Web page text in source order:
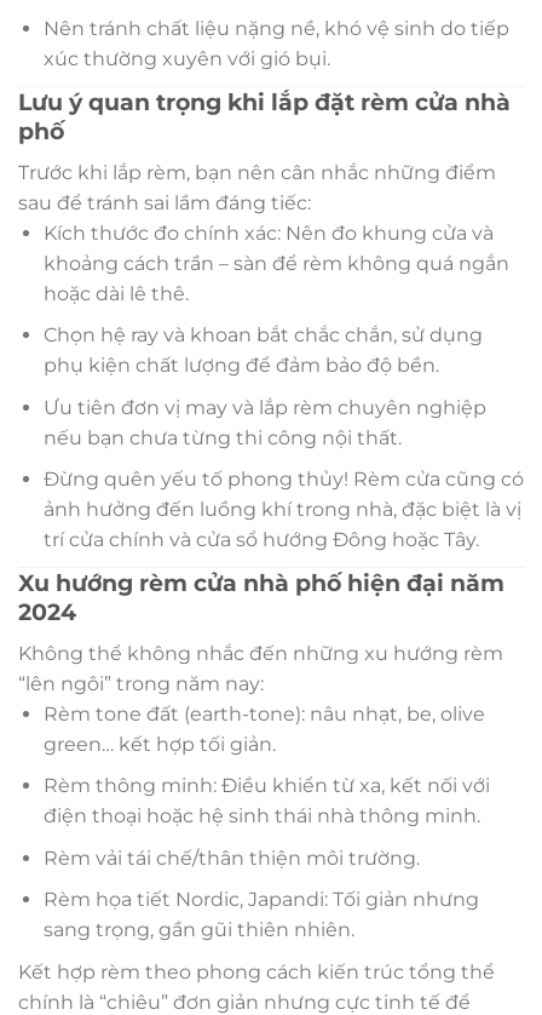
Nên tránh chất liệu nặng nề, khó vệ sinh do tiếp
xúc thường xuyên với gió bụi.
Lưu ý quan trọng khi lắp đặt rèm cửa nhà
phố
Trước khi lắp rèm, bạn nên cân nhắc những điểm
sau để tránh sai lầm đáng tiếc:
Kích thước đo chính xác: Nên đo khung cửa và
khoảng cách trần – sàn để rèm không quá ngắn
hoặc dài lê thê.
Chọn hệ ray và khoan bắt chắc chắn, sử dụng
phụ kiện chất lượng để đảm bảo độ bền.
Ưu tiên đơn vị may và lắp rèm chuyên nghiệp
nếu bạn chưa từng thi công nội thất.
Đừng quên yếu tố phong thủy! Rèm cửa cũng có
ảnh hưởng đến luồng khí trong nhà, đặc biệt là vị
trí cửa chính và cửa sổ hướng Đông hoặc Tây.
Xu hướng rèm cửa nhà phố hiện đại năm
2024
Không thể không nhắc đến những xu hướng rèm
“lên ngôi” trong năm nay:
Rèm tone đất (earth-tone): nâu nhạt, be, olive
green… kết hợp tối giản.
Rèm thông minh: Điều khiển từ xa, kết nối với
điện thoại hoặc hệ sinh thái nhà thông minh.
Rèm vải tái chế/thân thiện môi trường.
Rèm họa tiết Nordic, Japandi: Tối giản nhưng
sang trọng, gần gũi thiên nhiên.
Kết hợp rèm theo phong cách kiến trúc tổng thể
chính là “chiêu” đơn giản nhưng cực tinh tế để